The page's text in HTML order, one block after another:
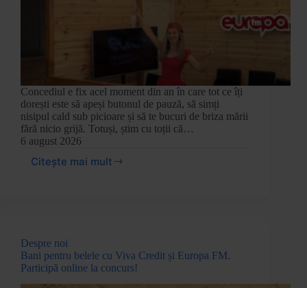
Concediul e fix acel moment din an în care tot ce îți
dorești este să apeși butonul de pauză, să simți
nisipul cald sub picioare și să te bucuri de briza mării
fără nicio grijă. Totuși, știm cu toții că…
6 august 2026
Citește mai mult
Despre noi
Bani pentru belele cu Viva Credit și Europa FM.
Participă online la concurs!